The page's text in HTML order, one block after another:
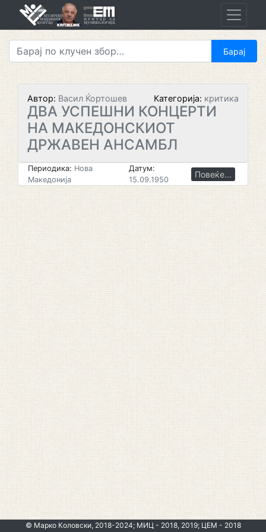
Автор: Васил Ќортошев Категорија: критика
ДВА УСПЕШНИ КОНЦЕРТИ
НА МАКЕДОНСКИОТ
ДРЖАВЕН АНСАМБЛ
Периодика: Нова
Македонија
Датум:
15.09.1950
Повеќе...
© Марко Коловски, 2018-2024; МИЦ - 2018, 2019; ЦЕМ - 2018